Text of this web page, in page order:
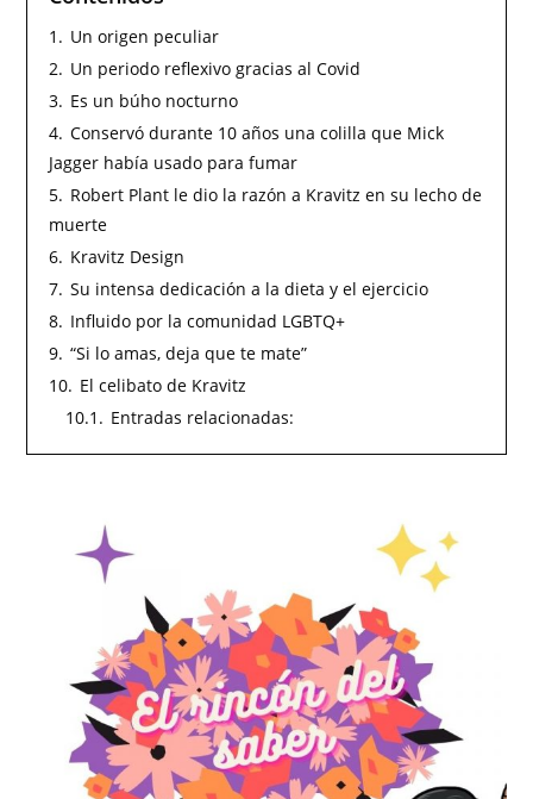
1. Un origen peculiar
2. Un periodo reflexivo gracias al Covid
3. Es un búho nocturno
4. Conservó durante 10 años una colilla que Mick
Jagger había usado para fumar
5. Robert Plant le dio la razón a Kravitz en su lecho de
muerte
6. Kravitz Design
7. Su intensa dedicación a la dieta y el ejercicio
8. Influido por la comunidad LGBTQ+
9. “Si lo amas, deja que te mate”
10. El celibato de Kravitz
10.1. Entradas relacionadas: